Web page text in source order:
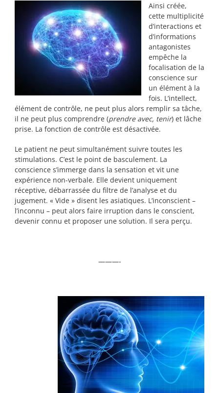
Ainsi créée,
cette multiplicité
d’interactions et
d’informations
antagonistes
empêche la
focalisation de la
conscience sur
un élément à la
fois. L’intellect,
élément de contrôle, ne peut plus alors remplir sa tâche,
il ne peut plus comprendre (prendre avec, tenir) et lâche
prise. La fonction de contrôle est désactivée.
Le patient ne peut simultanément suivre toutes les
stimulations. C’est le point de basculement. La
conscience s’immerge dans la sensation et vit une
expérience non-verbale. Elle devient uniquement
réceptive, débarrassée du filtre de l’analyse et du
jugement. « Vide » disent les asiatiques. L’inconscient –
l’inconnu – peut alors faire irruption dans le conscient,
devenir connu et proposer une solution. Il sera perçu.
———-